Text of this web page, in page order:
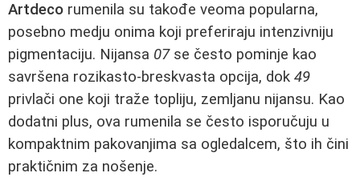
Artdeco rumenila su takođe veoma popularna,
posebno medju onima koji preferiraju intenzivniju
pigmentaciju. Nijansa 07se često pominje kao
savršena rozikasto-breskvasta opcija, dok 49
privlači one koji traže topliju, zemljanu nijansu. Kao
dodatni plus, ova rumenila se često isporučuju u
kompaktnim pakovanjima sa ogledalcem, što ih čini
praktičnim za nošenje.